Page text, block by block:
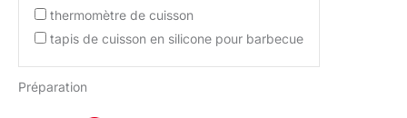
thermomètre de cuisson
tapis de cuisson en silicone pour barbecue
Préparation